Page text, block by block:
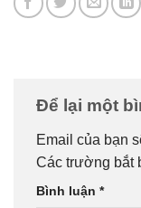
Để lại một
Email của bạn
Các trường bắt
Bình luận *